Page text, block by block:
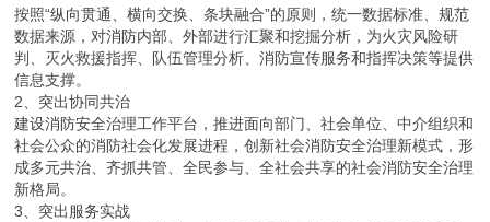
按照“纵向贯通、横向交换、条块融合”的原则，统一数据标准、规范
数据来源，对消防内部、外部进行汇聚和挖掘分析，为火灾风险研
判、灭火救援指挥、队伍管理分析、消防宣传服务和指挥决策等提供
信息支撑。
2、突出协同共治
建设消防安全治理工作平台，推进面向部门、社会单位、中介组织和
社会公众的消防社会化发展进程，创新社会消防安全治理新模式，形
成多元共治、齐抓共管、全民参与、全社会共享的社会消防安全治理
新格局。
3、突出服务实战